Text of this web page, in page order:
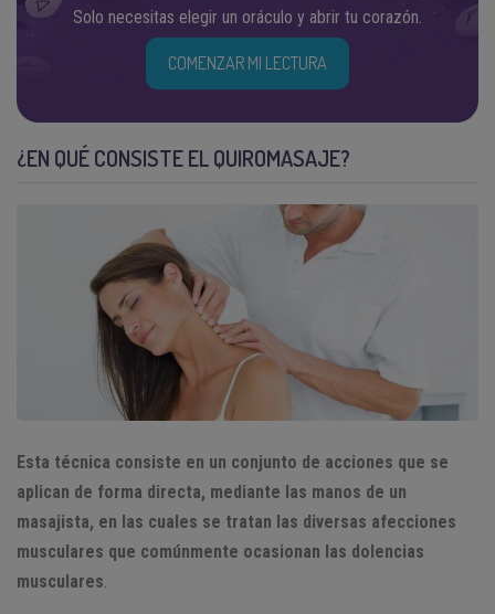
Solo necesitas elegir un oráculo y abrir tu corazón.
COMENZAR MI LECTURA
¿EN QUÉ CONSISTE EL QUIROMASAJE?
Esta técnica consiste en un conjunto de acciones que se
aplican de forma directa, mediante las manos de un
masajista, en las cuales se tratan las diversas afecciones
musculares que comúnmente ocasionan las dolencias
musculares.